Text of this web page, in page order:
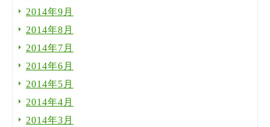
2014年9月
2014年8月
2014年7月
2014年6月
2014年5月
2014年4月
2014年3月